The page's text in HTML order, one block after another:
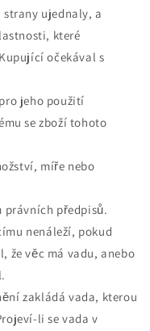
ujednaly, a
které
očekával s
jeho použití
se zboží tohoto
míře nebo
právních předpisů.
nenáleží, pokud
že věc má vadu, anebo
zakládá vada, kterou
li se vada v